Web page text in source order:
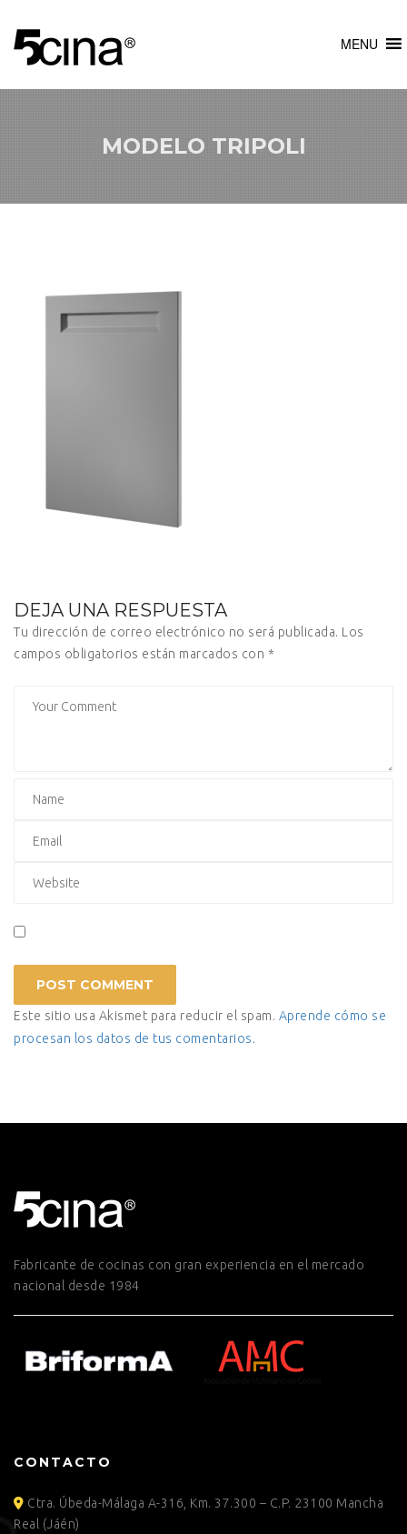
MENU
MODELO TRIPOLI
DEJA UNA RESPUESTA
Tu dirección de correo electrónico no será publicada. Los
campos obligatorios están marcados con *
Este sitio usa Akismet para reducir el spam. Aprende cómo se
procesan los datos de tus comentarios.
Fabricante de cocinas con gran experiencia en el mercado
nacional desde 1984
CONTACTO
Ctra. Úbeda-Málaga A-316, Km. 37.300 – C.P. 23100 Mancha
Real (Jáén)